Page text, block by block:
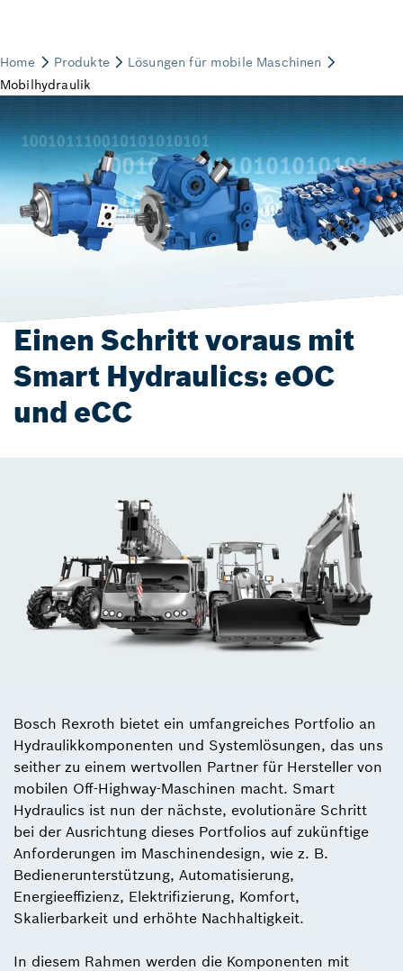
Einen Schritt voraus mit
Smart Hydraulics: eOC
und eCC
Bosch Rexroth bietet ein umfangreiches Portfolio an
Hydraulikkomponenten und Systemlösungen, das uns
seither zu einem wertvollen Partner für Hersteller von
mobilen Off-Highway-Maschinen macht. Smart
Hydraulics ist nun der nächste, evolutionäre Schritt
bei der Ausrichtung dieses Portfolios auf zukünftige
Anforderungen im Maschinendesign, wie z. B.
Bedienerunterstützung, Automatisierung,
Energieeffizienz, Elektrifizierung, Komfort,
Skalierbarkeit und erhöhte Nachhaltigkeit.
In diesem Rahmen werden die Komponenten mit